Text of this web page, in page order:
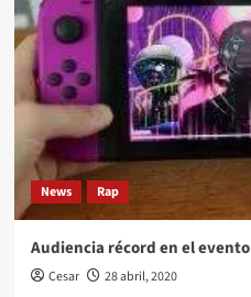
News Rap
Audiencia récord en el
Cesar 28 abril, 2020